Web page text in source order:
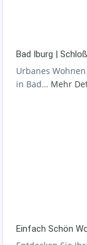
Bad Iburg |
Urbanes
in Bad… Mehr
Einfach Schön